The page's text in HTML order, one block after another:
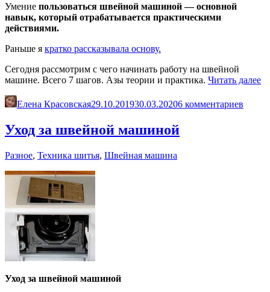
Умение пользоваться швейной машиной — основной
навык, который отрабатывается практическими
действиями.
Раньше я кратко рассказывала основу.
Сегодня рассмотрим с чего начинать работу на швейной
машине. Всего 7 шагов. Азы теории и практика. Читать далее
Елена Красовская29.10.201930.03.20206 комментариев
Уход за швейной машиной
Разное, Техника шитья, Швейная машина
Уход за швейной машиной